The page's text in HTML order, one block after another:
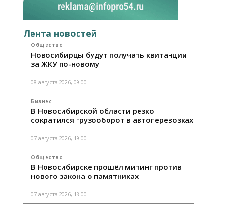
Лента новостей
Общество
Новосибирцы будут получать квитанции
за ЖКУ по-новому
08 августа 2026, 09:00
Бизнес
В Новосибирской области резко
сократился грузооборот в автоперевозках
07 августа 2026, 19:00
Общество
В Новосибирске прошёл митинг против
нового закона о памятниках
07 августа 2026, 18:00